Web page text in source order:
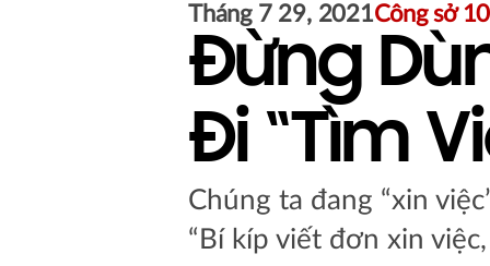
Tháng 7 29, 2021Công sở
Đừng
Đi “tìm
Chúng ta đang “xin
“Bí kíp viết đơn xin